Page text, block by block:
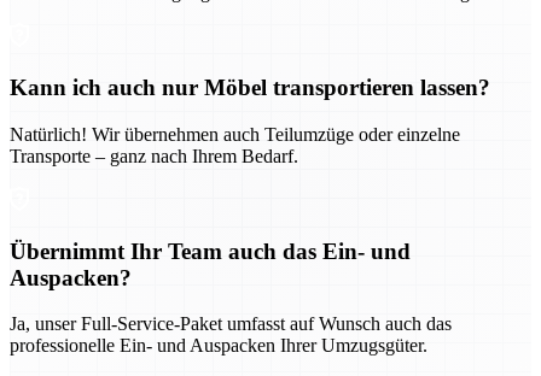
Kann ich auch nur Möbel transportieren lassen?
Natürlich! Wir übernehmen auch Teilumzüge oder einzelne
Transporte – ganz nach Ihrem Bedarf.
Übernimmt Ihr Team auch das Ein- und
Auspacken?
Ja, unser Full-Service-Paket umfasst auf Wunsch auch das
professionelle Ein- und Auspacken Ihrer Umzugsgüter.